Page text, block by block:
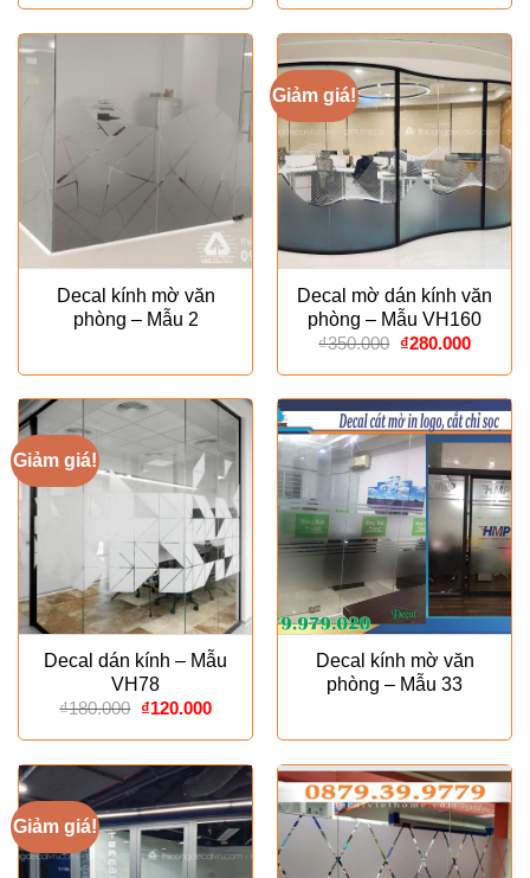
là:
₫200.000.
tại
là:
Decal kính mờ văn
phòng – Mẫu 2
Giảm giá!
Decal mờ dán kính văn
phòng – Mẫu VH160
₫350.000 Giá
là:
₫350.000.
₫280.000Giá
tại
là:
Giảm giá!
Decal dán kính – Mẫu
VH78
₫180.000 Giá
là:
₫180.000.
₫120.000Giá
tại
là:
₫120.000.
Decal kính mờ văn
phòng – Mẫu 33
Giảm giá!